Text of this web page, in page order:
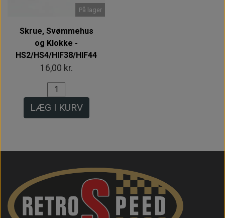
På lager
Skrue, Svømmehus
og Klokke -
HS2/HS4/HIF38/HIF44
16,00 kr.
LÆG I KURV